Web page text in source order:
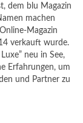
selbst.
direkt ins
Zeitdruck. Der
Rahmen
dem blu Magazin
machen
Magazin
verkauft wurde.
neu in See,
Erfahrungen, um
und Partner zu